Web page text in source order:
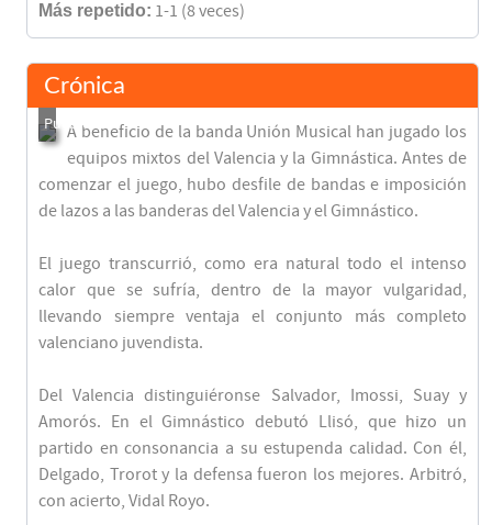
Más repetido: 1-1 (8 veces)
Crónica
A beneficio de la banda Unión Musical han jugado los
equipos mixtos del Valencia y la Gimnástica. Antes de
comenzar el juego, hubo desfile de bandas e imposición
de lazos a las banderas del Valencia y el Gimnástico.
El juego transcurrió, como era natural todo el intenso
calor que se sufría, dentro de la mayor vulgaridad,
llevando siempre ventaja el conjunto más completo
valenciano juvendista.
Del Valencia distinguiéronse Salvador, Imossi, Suay y
Amorós. En el Gimnástico debutó Llisó, que hizo un
partido en consonancia a su estupenda calidad. Con él,
Delgado, Trorot y la defensa fueron los mejores. Arbitró,
con acierto, Vidal Royo.